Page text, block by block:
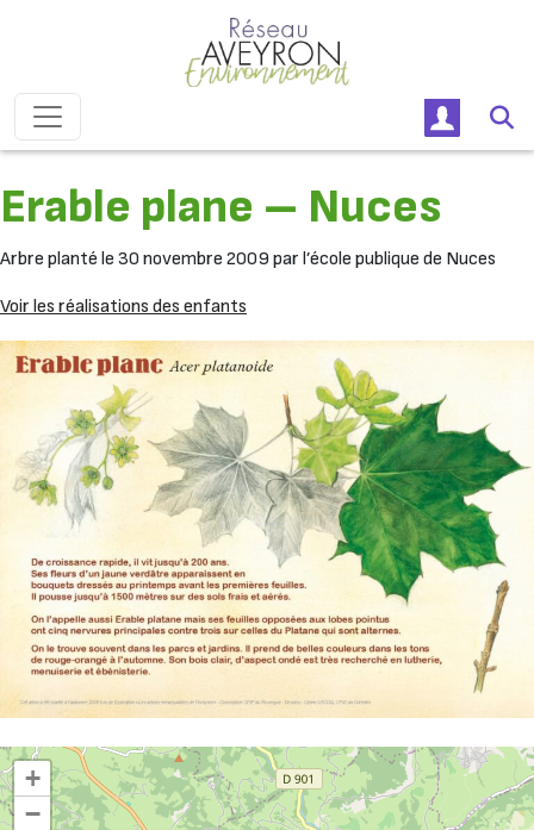
Navigation principale
Erable plane – Nuces
Arbre planté le 30 novembre 2009 par l’école publique de Nuces
Voir les réalisations des enfants
+
−